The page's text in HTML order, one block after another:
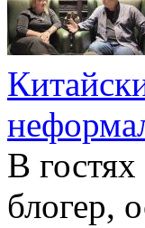
В
блогер,